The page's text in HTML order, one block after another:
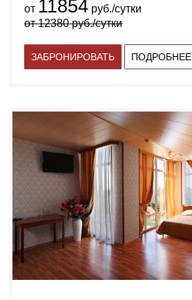
от 11854 руб./сутки
от12380руб./сутки
ЗАБРОНИРОВАТЬ ПОДРОБНЕЕ